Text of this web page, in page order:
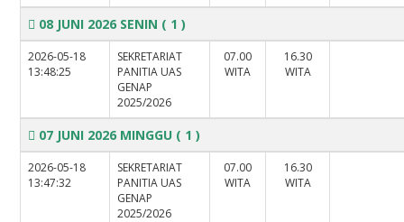
08 JUNI 2026 SENIN ( 1 )
2026-05-18
13:48:25
SEKRETARIAT
PANITIA UAS
GENAP
2025/2026
07.00
WITA
16.30
WITA
07 JUNI 2026 MINGGU ( 1 )
2026-05-18
13:47:32
SEKRETARIAT
PANITIA UAS
GENAP
2025/2026
07.00
WITA
16.30
WITA